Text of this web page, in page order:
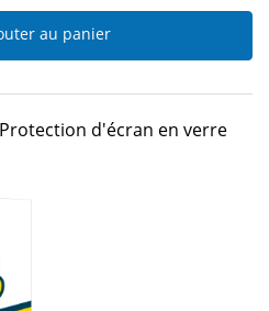
au panier
Protection d'écran en verre